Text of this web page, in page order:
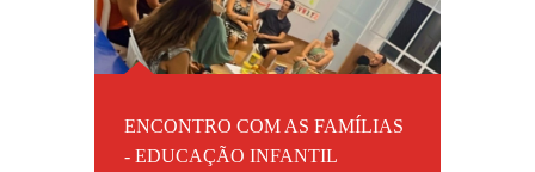
ENCONTRO COM AS FAMÍLIAS
- EDUCAÇÃO INFANTIL